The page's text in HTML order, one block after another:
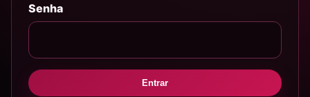
Senha
Entrar